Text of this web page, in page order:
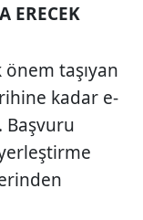
ERECEK
taşıyan
kadar e-
Başvuru